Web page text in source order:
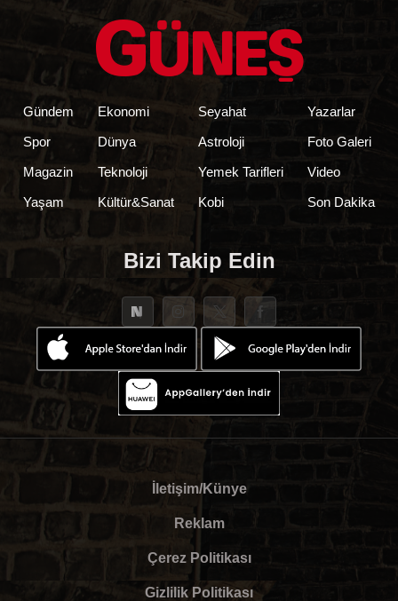
Gündem
Spor
Magazin
Yaşam
Ekonomi
Dünya
Teknoloji
Kültür&Sanat
Seyahat
Astroloji
Yemek Tarifleri
Kobi
Yazarlar
Foto Galeri
Video
Son Dakika
Bizi Takip Edin
İletişim/Künye
Reklam
Çerez Politikası
Gizlilik Politikası